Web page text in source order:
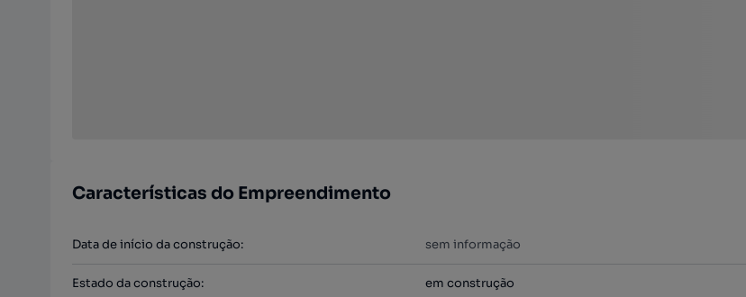
Características do Empreendimento
Data de início da construção: sem informação
Estado da construção: em construção